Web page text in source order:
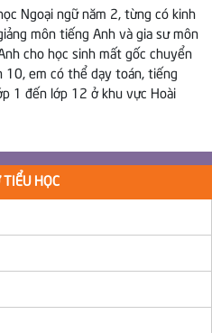
Ngoại ngữ năm 2, từng có kinh
môn tiếng Anh và gia sư môn
cho học sinh mất gốc chuyển
10, em có thể dạy toán, tiếng
1 đến lớp 12 ở khu vực Hoài
TIỂU HỌC